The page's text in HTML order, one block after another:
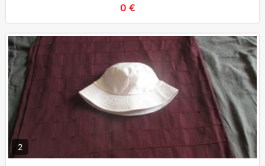
0 €
2